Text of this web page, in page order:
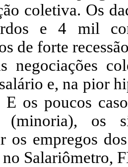
coletiva. Os
e 4 mil
de forte
negociações
e, na pior
E os poucos
(minoria), os
os empregos
Salariômetro,